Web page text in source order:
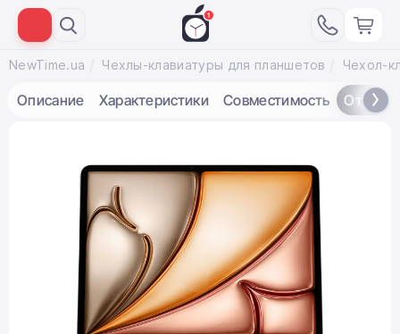
NewTime.ua Чехлы-клавиатуры для планшетов
Описание Характеристики Совместимость Отзывы